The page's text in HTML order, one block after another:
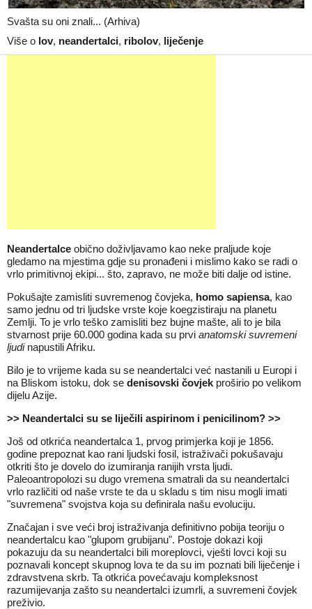
Svašta su oni znali... (Arhiva)
Više o lov, neandertalci, ribolov, liječenje
Neandertalce obično doživljavamo kao neke praljude koje
gledamo na mjestima gdje su pronađeni i mislimo kako se radi o
vrlo primitivnoj ekipi... što, zapravo, ne može biti dalje od istine.
Pokušajte zamisliti suvremenog čovjeka, homo sapiensa, kao
samo jednu od tri ljudske vrste koje koegzistiraju na planetu
Zemlji. To je vrlo teško zamisliti bez bujne mašte, ali to je bila
stvarnost prije 60.000 godina kada su prvi anatomski suvremeni
ljudinapustili Afriku.
Bilo je to vrijeme kada su se neandertalci već nastanili u Europi i
na Bliskom istoku, dok se denisovski čovjek proširio po velikom
dijelu Azije.
>> Neandertalci su se liječili aspirinom i penicilinom? >>
Još od otkrića neandertalca 1, prvog primjerka koji je 1856.
godine prepoznat kao rani ljudski fosil, istraživači pokušavaju
otkriti što je dovelo do izumiranja ranijih vrsta ljudi.
Paleoantropolozi su dugo vremena smatrali da su neandertalci
vrlo različiti od naše vrste te da u skladu s tim nisu mogli imati
"suvremena" svojstva koja su definirala našu evoluciju.
Značajan i sve veći broj istraživanja definitivno pobija teoriju o
neandertalcu kao "glupom grubijanu". Postoje dokazi koji
pokazuju da su neandertalci bili moreplovci, vješti lovci koji su
poznavali koncept skupnog lova te da su im poznati bili liječenje i
zdravstvena skrb. Ta otkrića povećavaju kompleksnost
razumijevanja zašto su neandertalci izumrli, a suvremeni čovjek
preživio.